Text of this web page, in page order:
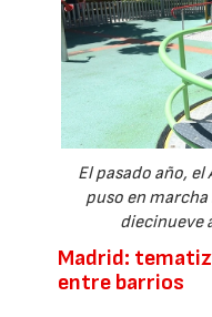
El pasado año,
puso en
diecinueve
Madrid:
entre barrios